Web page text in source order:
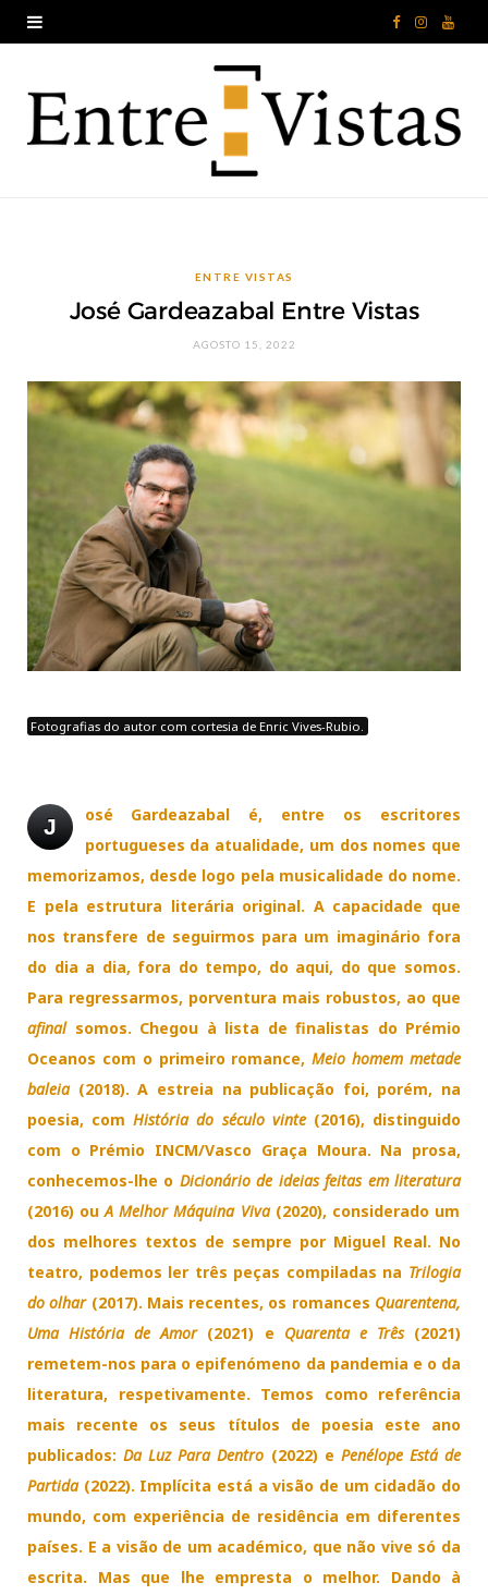
F
c
I Y
u
ENTRE VISTAS
José Gardeazabal Entre Vistas
AGOSTO 15, 2022
Fotografias do autor com cortesia de Enric Vives-Rubio.
J
osé Gardeazabal é, entre os escritores
portugueses da atualidade, um dos nomes que
memorizamos, desde logo pela musicalidade do nome.
E pela estrutura literária original. A capacidade que
nos transfere de seguirmos para um imaginário fora
do dia a dia, fora do tempo, do aqui, do que somos.
Para regressarmos, porventura mais robustos, ao que
afinalsomos. Chegou à lista de finalistas do Prémio
Oceanos com o primeiro romance,Meio homem metade
baleia(2018). A estreia na publicação foi, porém, na
poesia, comHistória do século vinte(2016), distinguido
com o Prémio INCM/Vasco Graça Moura. Na prosa,
conhecemos-lhe o Dicionário de ideias feitas em literatura
(2016) ouA Melhor Máquina Viva(2020), considerado um
dos melhores textos de sempre por Miguel Real. No
teatro, podemos ler três peças compiladas na Trilogia
do olhar(2017). Mais recentes, os romances Quarentena,
Uma História de Amor(2021) e Quarenta e Três (2021)
remetem-nos para o epifenómeno da pandemia e o da
literatura, respetivamente. Temos como referência
mais recente os seus títulos de poesia este ano
publicados:Da Luz Para Dentro (2022) e Penélope Está de
Partida(2022). Implícita está a visão de um cidadão do
mundo, com experiência de residência em diferentes
países. E a visão de um académico, que não vive só da
escrita. Mas que lhe empresta o melhor. Dando à